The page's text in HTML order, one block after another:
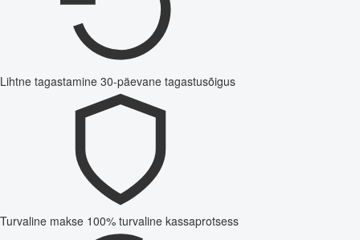
Lihtne tagastamine 30-päevane tagastusõigus
Turvaline makse 100% turvaline kassaprotsess